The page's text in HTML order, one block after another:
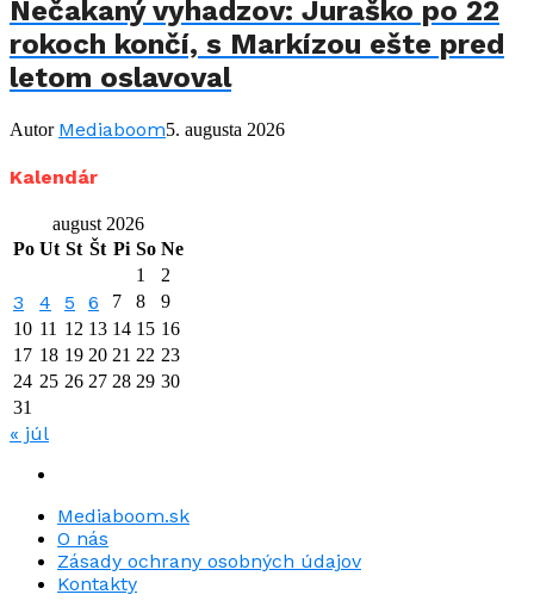
Nečakaný vyhadzov: Juraško po 22
rokoch končí, s Markízou ešte pred
letom oslavoval
Autor Mediaboom5. augusta 2026
Kalendár
august 2026
Po Ut St Št Pi So Ne
1
2
3 4 5 6 7 8
9
10 11 12 13 14 15 16
17 18 19 20 21 22 23
24 25 26 27 28 29 30
31
« júl
Mediaboom.sk
O nás
Zásady ochrany osobných údajov
Kontakty